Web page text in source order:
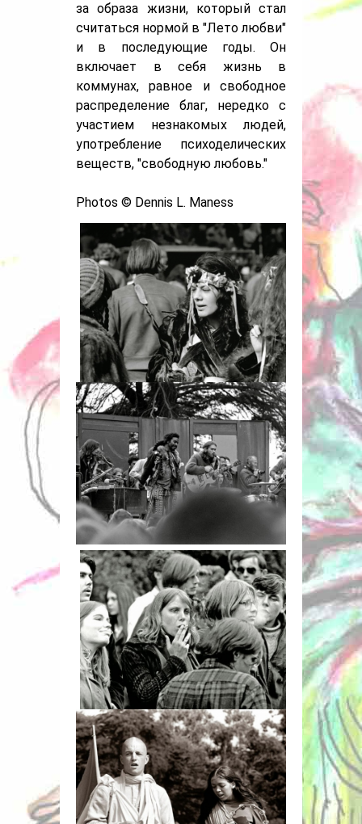
за образа жизни, который стал
считаться нормой в "Лето любви"
и в последующие годы. Он
включает в себя жизнь в
коммунах, равное и свободное
распределение благ, нередко с
участием незнакомых людей,
употребление психоделических
веществ, "свободную любовь."
Photos © Dennis L. Maness